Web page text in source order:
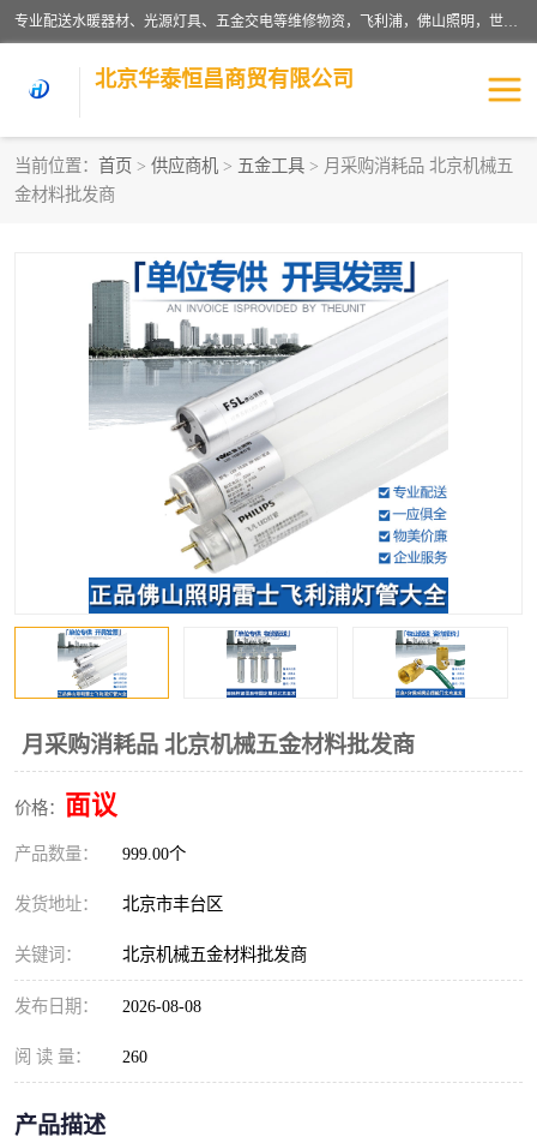
专业配送水暖器材、光源灯具、五金交电等维修物资，飞利浦，佛山照明，世达，博世，九牧，特陶等各产品涉及国内外知名品牌。公司专注与物业、学校、酒店、工厂等单位合作，提供一站式配送服务，降低客户综合成本。依托电子商务改变传统模式，以专业的团队为客户提供24H物资配送到达，货到月结、统一开票，便捷退换等服务，提高了企业的运营效率。
北京华泰恒昌商贸有限公司
当前位置： 首页 > 供应商机 > 五金工具 > 月采购消耗品 北京机械五
金材料批发商
月采购消耗品 北京机械五金材料批发商
价格： 面议
产品数量： 999.00个
发货地址： 北京市丰台区
关键词： 北京机械五金材料批发商
发布日期： 2026-08-08
阅 读 量： 260
产品描述
水暖阀门
涂料辅材